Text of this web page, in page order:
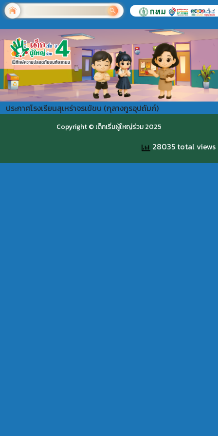
ประกาศโรงเรียนสุเหร่าจรเข้ขบ (กุลางกูรอุปถัมภ์)
Copyright © เด็กเริ่มผู้ใหญ่ร่วม 2025
28035 total views